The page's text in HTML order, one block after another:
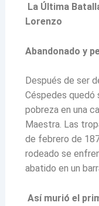
La Última
Lorenzo
Abandonado y
Después de ser
Céspedes quedó
pobreza en una
Maestra. Las
de febrero de
rodeado se
abatido en un
Así murió el